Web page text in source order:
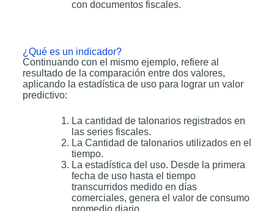
con documentos fiscales.
¿Qué es un indicador?
Continuando con el mismo ejemplo, refiere al
resultado de la comparación entre dos valores,
aplicando la estadística de uso para lograr un valor
predictivo:
La cantidad de talonarios registrados en
las series fiscales.
La Cantidad de talonarios utilizados en el
tiempo.
La estadística del uso. Desde la primera
fecha de uso hasta el tiempo
transcurridos medido en días
comerciales, genera el valor de consumo
promedio diario.